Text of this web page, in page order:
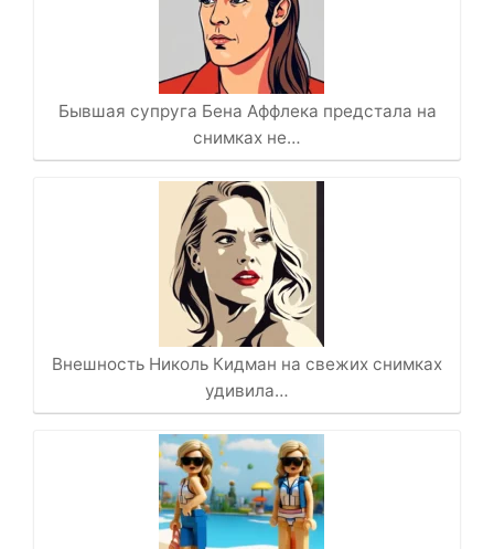
Бывшая супруга Бена Аффлека предстала на
снимках не…
Внешность Николь Кидман на свежих снимках
удивила…